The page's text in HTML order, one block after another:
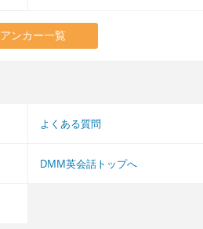
アンカー一覧
よくある質問
DMM英会話トップへ